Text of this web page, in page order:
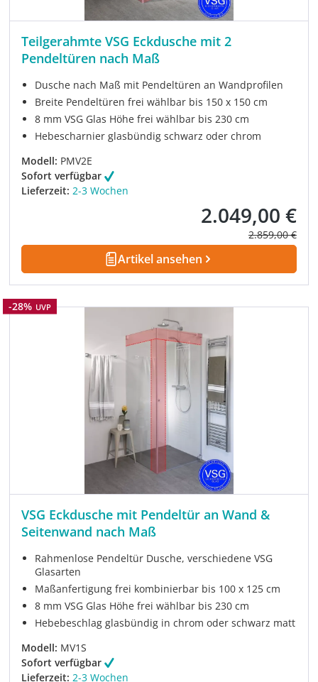
Teilgerahmte VSG Eckdusche mit 2
Pendeltüren nach Maß
Dusche nach Maß mit Pendeltüren an Wandprofilen
Breite Pendeltüren frei wählbar bis 150 x 150 cm
8 mm VSG Glas Höhe frei wählbar bis 230 cm
Hebescharnier glasbündig schwarz oder chrom
Modell: PMV2E
Sofort verfügbar
Lieferzeit: 2-3 Wochen
Verkaufspreis:
2.049,00 €
Regulärer
2.859,00 €
Artikel ansehen
Rabatt
-28% UVP
VSG Eckdusche mit Pendeltür an Wand &
Seitenwand nach Maß
Rahmenlose Pendeltür Dusche, verschiedene VSG
Glasarten
Maßanfertigung frei kombinierbar bis 100 x 125 cm
8 mm VSG Glas Höhe frei wählbar bis 230 cm
Hebebeschlag glasbündig in chrom oder schwarz matt
Modell: MV1S
Sofort verfügbar
Lieferzeit: 2-3 Wochen